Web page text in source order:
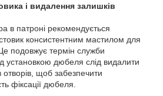
і видалення залишків
в патроні рекомендується
консистентним мастилом для
подовжує термін служби
дюбеля слід видалити
щоб забезпечити
фіксації дюбеля.